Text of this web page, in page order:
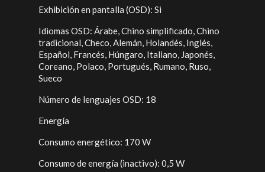
Exhibición en pantalla (OSD): Si
Idiomas OSD: Árabe, Chino simplificado, Chino
tradicional, Checo, Alemán, Holandés, Inglés,
Español, Francés, Húngaro, Italiano, Japonés,
Coreano, Polaco, Portugués, Rumano, Ruso,
Sueco
Número de lenguajes OSD: 18
Energía
Consumo energético: 170 W
Consumo de energía (inactivo): 0,5 W